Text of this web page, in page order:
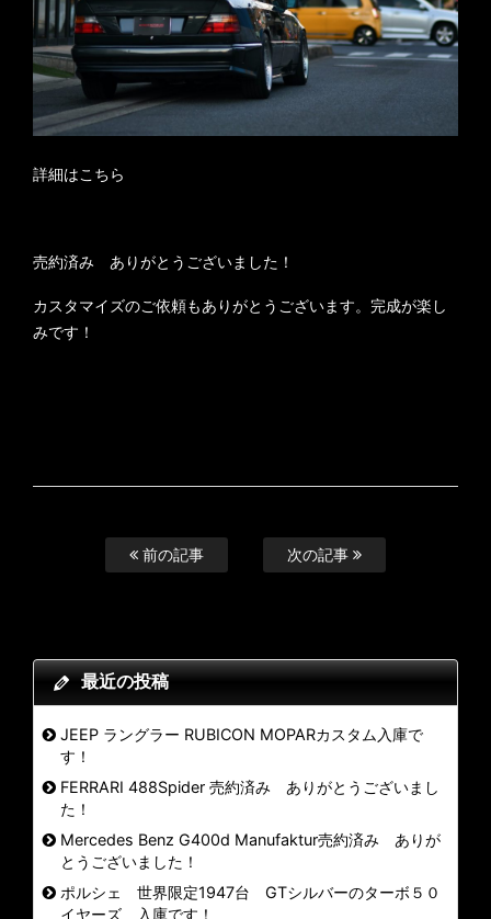
詳細はこちら
売約済み ありがとうございました！
カスタマイズのご依頼もありがとうございます。完成が楽し
みです！
前の記事 次の記事
最近の投稿
JEEP ラングラー RUBICON MOPARカスタム入庫で
す！
FERRARI 488Spider 売約済み ありがとうございまし
た！
Mercedes Benz G400d Manufaktur売約済み ありが
とうございました！
ポルシェ 世界限定1947台 GTシルバーのターボ５０
イヤーズ 入庫です！